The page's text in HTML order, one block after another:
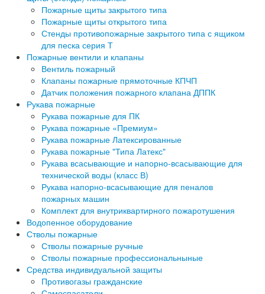
Пожарные щиты закрытого типа
Пожарные щиты открытого типа
Стенды противопожарные закрытого типа с ящиком
для песка серия Т
Пожарные вентили и клапаны
Вентиль пожарный
Клапаны пожарные прямоточные КПЧП
Датчик положения пожарного клапана ДППК
Рукава пожарные
Рукава пожарные для ПК
Рукава пожарные «Премиум»
Рукава пожарные Латексированные
Рукава пожарные "Типа Латекс"
Рукава всасывающие и напорно-всасывающие для
технической воды (класс В)
Рукава напорно-всасывающие для пеналов
пожарных машин
Комплект для внутриквартирного пожаротушения
Водопенное оборудование
Стволы пожарные
Стволы пожарные ручные
Стволы пожарные профессиональныные
Средства индивидуальной защиты
Противогазы гражданские